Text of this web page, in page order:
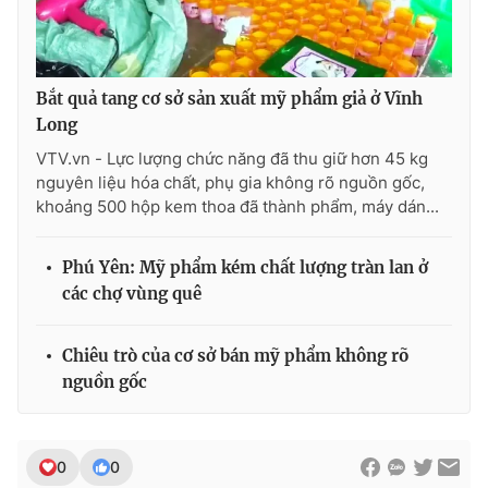
THỜI BÁO VTV
Theo dõi báo trên
Cơ quan chủ quản:Đài Truyền hình Việt Nam
Cơ quan báo chí:Thời báo VTV
cấp ngày 29/12/2023
Tổng Biên tập:Vũ Thanh Thủy
Tổng đài VTV: 024.38 355 931 - 024.38 355 932
Bắt quả tang cơ sở sản xuất mỹ phẩm giả ở Vĩnh
Long
VTV.vn - Lực lượng chức năng đã thu giữ hơn 45 kg
nguyên liệu hóa chất, phụ gia không rõ nguồn gốc,
khoảng 500 hộp kem thoa đã thành phẩm, máy dán...
Phú Yên: Mỹ phẩm kém chất lượng tràn lan ở
các chợ vùng quê
Chiêu trò của cơ sở bán mỹ phẩm không rõ
nguồn gốc
0 0